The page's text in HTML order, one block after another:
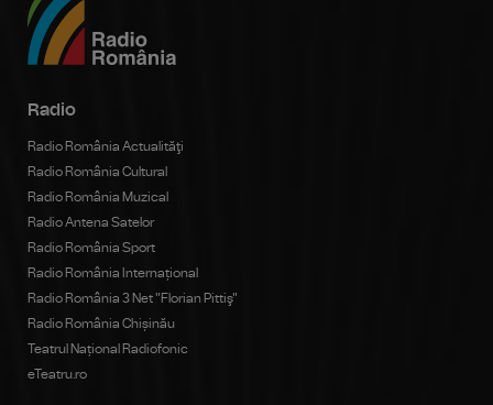
Radio
Radio România Actualităţi
Radio România Cultural
Radio România Muzical
Radio Antena Satelor
Radio România Sport
Radio România Internațional
Radio România 3 Net "Florian Pittiş"
Radio România Chișinău
Teatrul Național Radiofonic
eTeatru.ro